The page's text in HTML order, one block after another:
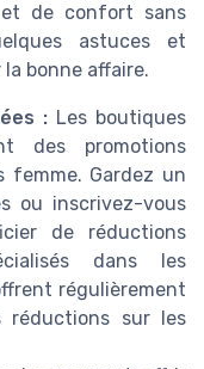
de confort sans
astuces et
bonne affaire.
: Les boutiques
des promotions
femme. Gardez un
ou inscrivez-vous
de réductions
dans les
régulièrement
sur les